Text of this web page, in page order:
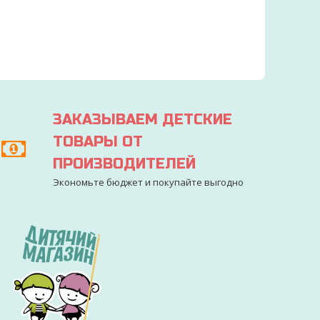
ЗАКАЗЫВАЕМ ДЕТСКИЕ
ТОВАРЫ ОТ
ПРОИЗВОДИТЕЛЕЙ
Экономьте бюджет и покупайте выгодно